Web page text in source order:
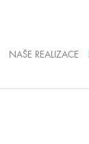
NAŠE REALIZACE